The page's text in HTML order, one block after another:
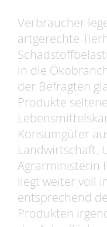
Verbraucher
artgerechte
in die
der Befragten
Produkte
Konsumgüter
Landwirtschaft.
Agrarministerin
liegt weiter voll
entsprechend
Produkten